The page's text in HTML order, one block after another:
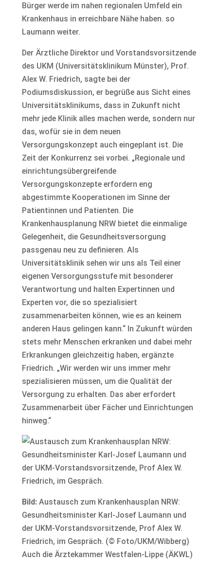
Bürger werde im nahen regionalen Umfeld ein
Krankenhaus in erreichbare Nähe haben. so
Laumann weiter.
Der Ärztliche Direktor und Vorstandsvorsitzende
des UKM (Universitätsklinikum Münster), Prof.
Alex W. Friedrich, sagte bei der
Podiumsdiskussion, er begrüße aus Sicht eines
Universitätsklinikums, dass in Zukunft nicht
mehr jede Klinik alles machen werde, sondern nur
das, wofür sie in dem neuen
Versorgungskonzept auch eingeplant ist. Die
Zeit der Konkurrenz sei vorbei. „Regionale und
einrichtungsübergreifende
Versorgungskonzepte erfordern eng
abgestimmte Kooperationen im Sinne der
Patientinnen und Patienten. Die
Krankenhausplanung NRW bietet die einmalige
Gelegenheit, die Gesundheitsversorgung
passgenau neu zu definieren. Als
Universitätsklinik sehen wir uns als Teil einer
eigenen Versorgungsstufe mit besonderer
Verantwortung und halten Expertinnen und
Experten vor, die so spezialisiert
zusammenarbeiten können, wie es an keinem
anderen Haus gelingen kann.“ In Zukunft würden
stets mehr Menschen erkranken und dabei mehr
Erkrankungen gleichzeitig haben, ergänzte
Friedrich. „Wir werden wir uns immer mehr
spezialisieren müssen, um die Qualität der
Versorgung zu erhalten. Das aber erfordert
Zusammenarbeit über Fächer und Einrichtungen
hinweg.“
Bild:Austausch zum Krankenhausplan NRW:
Gesundheitsminister Karl-Josef Laumann und
der UKM-Vorstandsvorsitzende, Prof Alex W.
Friedrich, im Gespräch. (© Foto/UKM/Wibberg)
Auch die Ärztekammer Westfalen-Lippe (ÄKWL)